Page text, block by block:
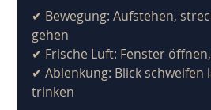
✔ Bewegung: Aufstehen,
gehen
✔ Frische Luft: Fenster
✔ Ablenkung: Blick schweifen
trinken